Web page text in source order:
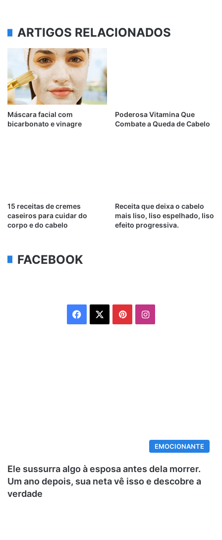
ARTIGOS RELACIONADOS
Máscara facial com
bicarbonato e vinagre
Poderosa Vitamina Que
Combate a Queda de Cabelo
15 receitas de cremes
caseiros para cuidar do
corpo e do cabelo
Receita que deixa o cabelo
mais liso, liso espelhado, liso
efeito progressiva.
FACEBOOK
Facebook PinterestInstagram
EMOCIONANTE
Ele sussurra algo à esposa antes dela morrer.
Um ano depois, sua neta vê isso e descobre a
verdade